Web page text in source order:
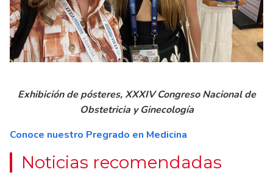
Exhibición de pósteres, XXXIV Congreso Nacional de
Obstetricia y Ginecología
Conoce nuestro Pregrado en Medicina
Noticias recomendadas